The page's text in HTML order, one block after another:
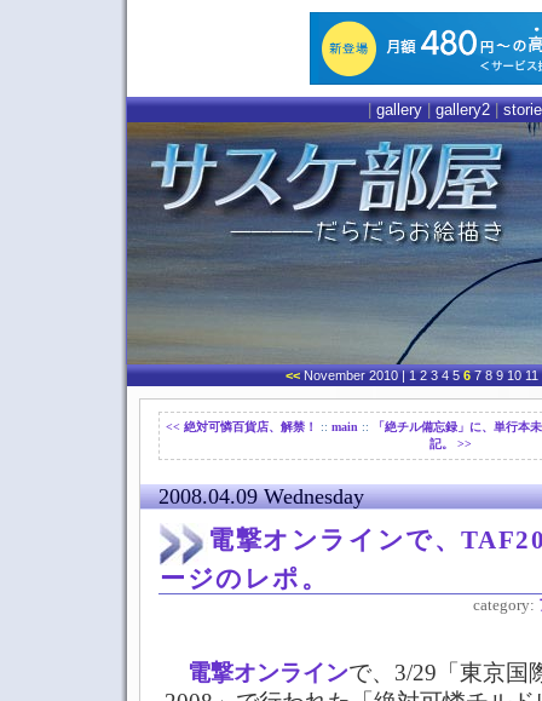
|gallery|gallery2|
<< November 2010| 1 2 3 4 567 8 9 10 11
<< 絶対可憐百貨店、解禁！ :: main ::
「絶チル備忘録」に、単行本
記。 >>
2008.04.09 Wednesday
電撃オンラインで、
ージのレポ。
category:
電撃オンラインで、3/29「東京国